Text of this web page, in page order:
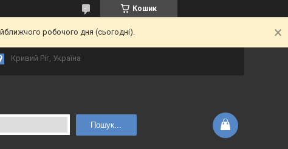
Кошик
робочого дня (сьогодні).
Кривий Ріг, Україна
Пошук...